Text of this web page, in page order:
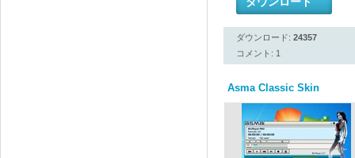
ダウンロード: 24357
コメント: 1
Asma Classic Skin